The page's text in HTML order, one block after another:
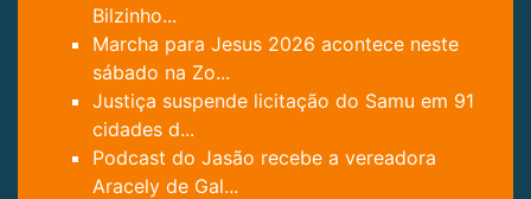
Bilzinho...
Marcha para Jesus 2026 acontece neste
sábado na Zo...
Justiça suspende licitação do Samu em 91
cidades d...
Podcast do Jasão recebe a vereadora
Aracely de Gal...